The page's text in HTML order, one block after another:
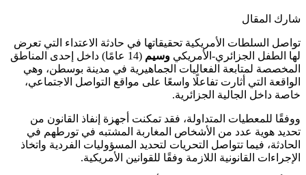
شارك المقال
تواصل السلطات الأمريكية تحقيقاتها في حادثة الاعتداء التي تعرض
لها الطفل الجزائري-الأمريكي وسيم
(14 عامًا) داخل إحدى المناطق
المخصصة لمتابعة الفعاليات الجماهيرية في مدينة بوسطن، وهي
الواقعة التي أثارت تفاعلًا واسعًا على مواقع التواصل الاجتماعي،
خاصة داخل الجالية الجزائرية.
ووفقًا للمعطيات المتداولة، فقد تمكنت أجهزة إنفاذ القانون من
تحديد هوية عدد من الأشخاص المغاربة المشتبه في تورطهم في
الحادثة، فيما تتواصل التحريات لتحديد المسؤوليات الفردية واتخاذ
الإجراءات القانونية اللازمة وفقًا للقوانين الأمريكية.